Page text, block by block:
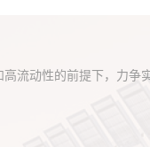
流动性的前提下，力争